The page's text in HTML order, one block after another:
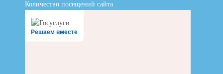
Количество посещений сайта
Решаем вместе